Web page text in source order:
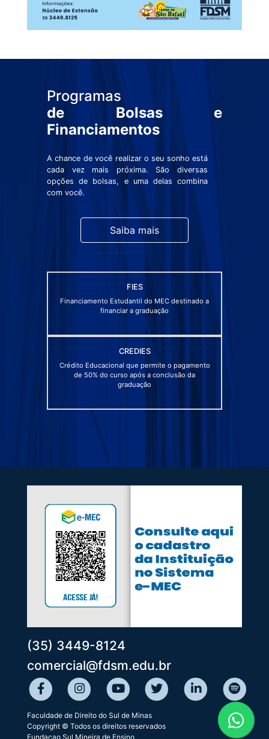
Programas
de Bolsas e
Financiamentos
A chance de você realizar o seu sonho está
cada vez mais próxima. São diversas
opções de bolsas, e uma delas combina
com você.
Saiba mais
FIES
Financiamento Estudantil do MEC destinado a
financiar a graduação
CREDIES
Crédito Educacional que permite o pagamento
de 50% do curso após a conclusão da
graduação
(35) 3449-8124
comercial@fdsm.edu.br
Faculdade de Direito do Sul de Minas
Copyright © Todos os direitos reservados
Fundaçao Sul Mineira de Ensino